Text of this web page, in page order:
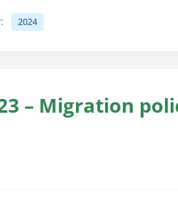
2024
– Migration